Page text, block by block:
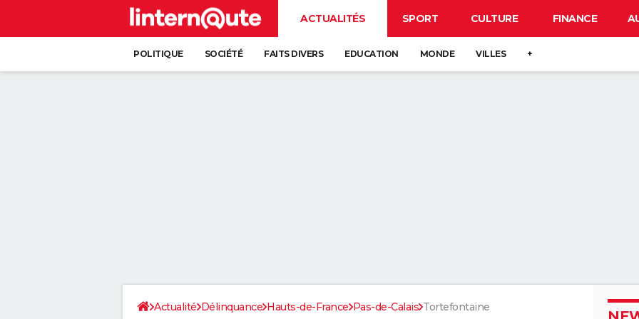
ACTUALITÉS SPORT CULTURE FINANCE
POLITIQUE SOCIÉTÉ FAITS DIVERS EDUCATION MONDE VILLES +
Actualité Délinquance Hauts-de-France Pas-de-Calais Tortefontaine